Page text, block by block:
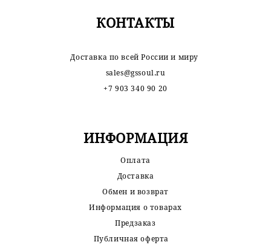
КОНТАКТЫ
Доставка по всей России и миру
sales@gssoul.ru
+7 903 340 90 20
ИНФОРМАЦИЯ
Оплата
Доставка
Обмен и возврат
Информация о товарах
Предзаказ
Публичная оферта